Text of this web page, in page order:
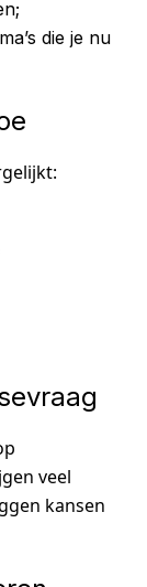
die je nu
veel
kansen